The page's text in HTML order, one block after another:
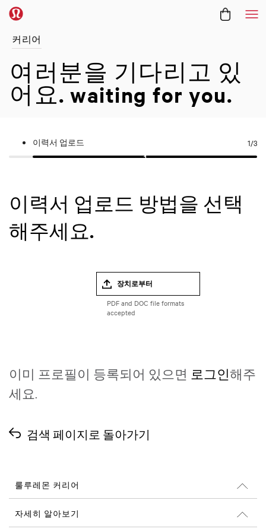
커리어
여러분을 기다리고 있
어요. waiting for you.
이력서 업로드 1/3
이력서 업로드 방법을 선택
해주세요.
장치로부터
이미 프로필이 등록되어 있으면 로그인해주
세요.
검색 페이지로 돌아가기
룰루레몬 커리어
채용 정보
자세히 알아보기